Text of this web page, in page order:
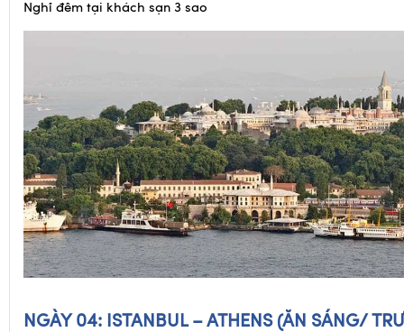
Nghỉ đêm tại khách sạn 3 sao
NGÀY 04: ISTANBUL – ATHENS (ĂN SÁNG/